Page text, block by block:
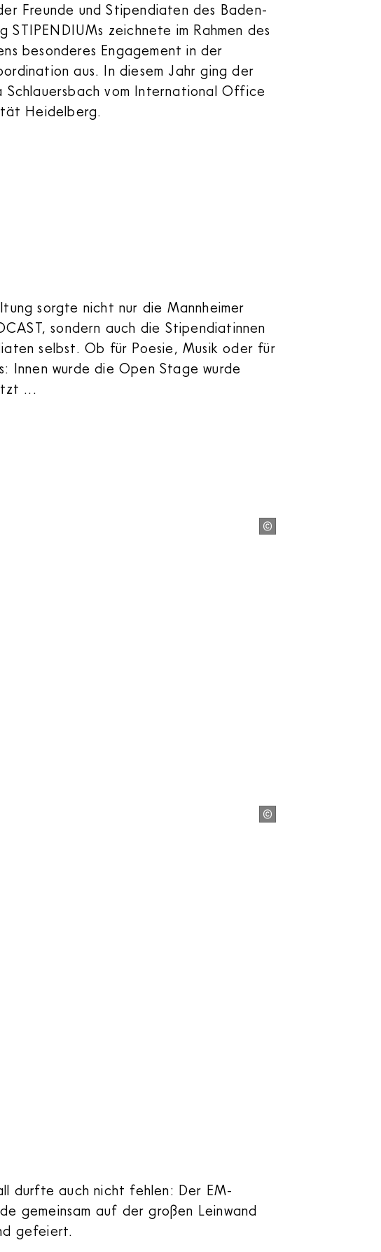
Freunde und Stipendiaten des Baden-
STIPENDIUMs zeichnete im Rahmen des
besonderes Engagement in der
aus. In diesem Jahr ging der
Schlauersbach vom International Office
Heidelberg.
sorgte nicht nur die Mannheimer
sondern auch die Stipendiatinnen
selbst. Ob für Poesie, Musik oder für
Innen wurde die Open Stage wurde
...
durfte auch nicht fehlen: Der EM-
gemeinsam auf der großen Leinwand
gefeiert.